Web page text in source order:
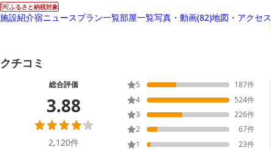
ふるさと納税対象
施設紹介宿ニュースプラン一覧部屋一覧写真・動画(82)地図・アクセス
クチコミ
総合評価
3.88
2,120件
5 187件
4
524件
3
226件
2
67件
1
23件